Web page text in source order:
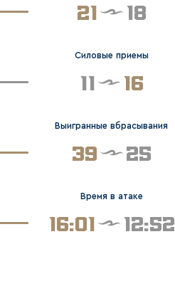
21 18
Силовые приемы
11 16
Выигранные вбрасывания
39 25
Время в атаке
16:01 12:52